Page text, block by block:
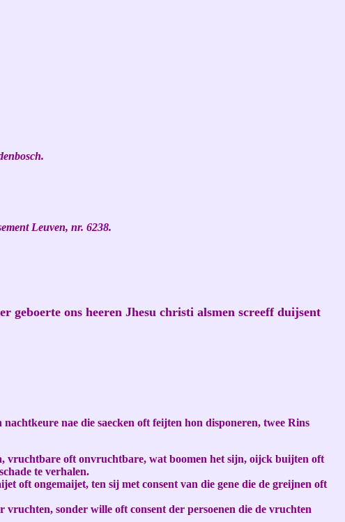
Leuven, nr. 6238.
ons heeren Jhesu christi alsmen screeff duijsent
nae die saecken oft feijten hon disponeren, twee Rins
vruchtbare oft onvruchtbare, wat boomen het sijn, oijck buijten oft
te verhalen.
oft ongemaijet, ten sij met consent van die gene die de greijnen oft
sonder wille oft consent der persoenen die de vruchten